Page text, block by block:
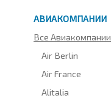
АВИАКОМПАНИИ
Все Авиакомпании
Air Berlin
Air France
Alitalia